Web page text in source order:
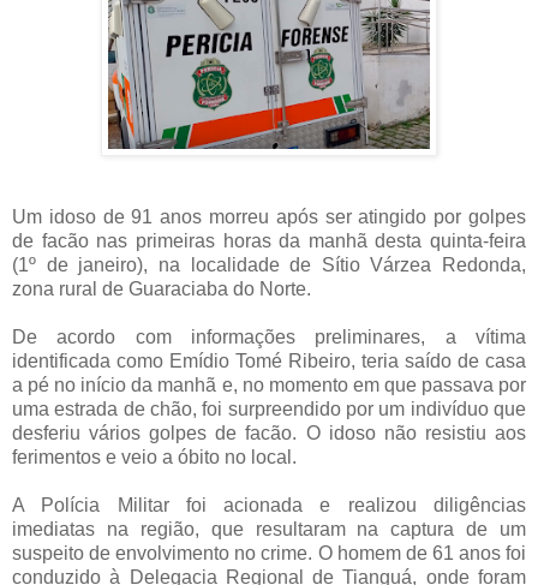
Um idoso de 91 anos morreu após ser atingido por golpes
de facão nas primeiras horas da manhã desta quinta-feira
(1º de janeiro), na localidade de Sítio Várzea Redonda,
zona rural de Guaraciaba do Norte.
De acordo com informações preliminares, a vítima
identificada como Emídio Tomé Ribeiro, teria saído de casa
a pé no início da manhã e, no momento em que passava por
uma estrada de chão, foi surpreendido por um indivíduo que
desferiu vários golpes de facão. O idoso não resistiu aos
ferimentos e veio a óbito no local.
A Polícia Militar foi acionada e realizou diligências
imediatas na região, que resultaram na captura de um
suspeito de envolvimento no crime. O homem de 61 anos foi
conduzido à Delegacia Regional de Tianguá, onde foram